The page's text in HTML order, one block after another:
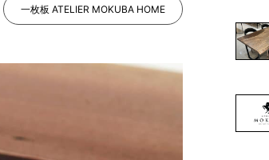
納品事例
納品事例（住宅・インテリア）
納品事例（店舗・オフィス）
一枚板 ATELIER MOKUBA HOME